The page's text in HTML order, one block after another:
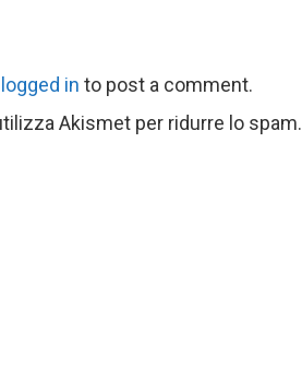
logged in to post a comment.
Akismet per ridurre lo spam.